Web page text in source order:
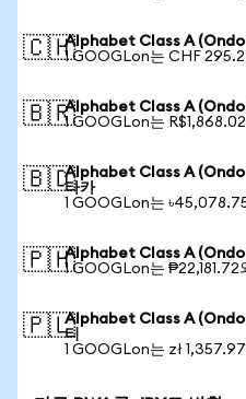
🇨🇭Alphabet Class A (Ondo
1 GOOGLon는 CHF
🇧🇷Alphabet Class A (Ondo
1 GOOGLon는
🇧🇩Alphabet Class A (Ondo
타카
1 GOOGLon는
🇵🇭Alphabet Class A (Ondo
1 GOOGLon는 ₱22,181.72
🇵🇱Alphabet Class A (Ondo
티
1 GOOGLon는 zł